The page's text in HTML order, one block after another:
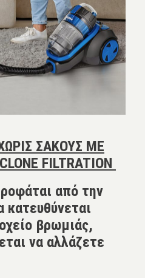
ΣΑΚΟΥΣ ΜΕ
FILTRATION
από την
κατευθύνεται
βρωμιάς,
να αλλάζετε